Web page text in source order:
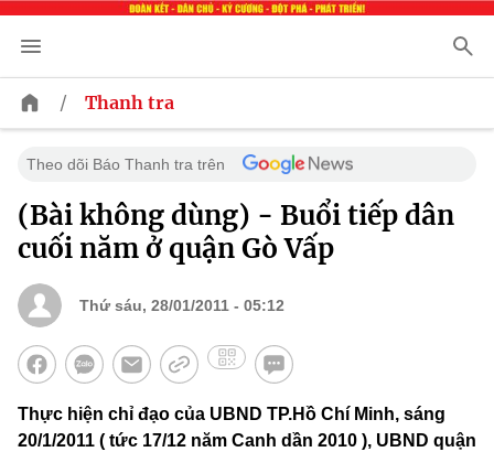
/ Thanh tra
Theo dõi Báo Thanh tra trên
(Bài không dùng) - Buổi tiếp dân
cuối năm ở quận Gò Vấp
Thứ sáu, 28/01/2011 - 05:12
Thực hiện chỉ đạo của UBND TP.Hồ Chí Minh, sáng
20/1/2011 ( tức 17/12 năm Canh dần 2010 ), UBND quận